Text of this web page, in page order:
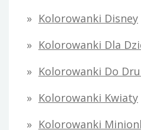
Kolorowanki Disney
Kolorowanki Dla
Kolorowanki Do
Kolorowanki Kwiaty
Kolorowanki